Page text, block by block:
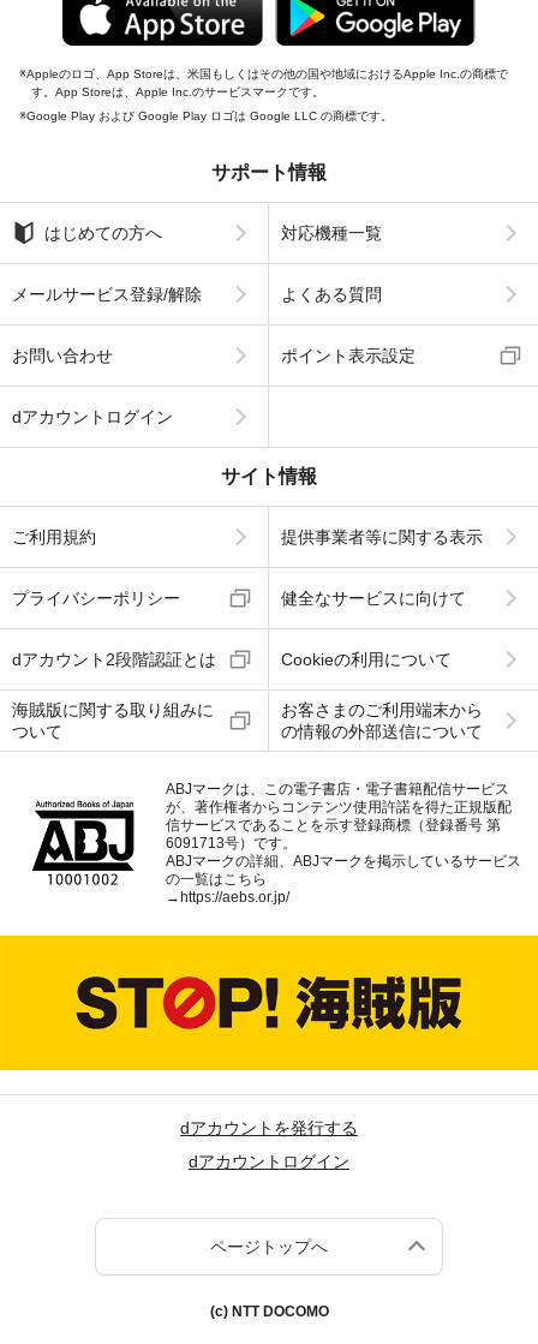
Appleのロゴ、App Storeは、米国もしくはその他の国や地域におけるApple Inc.の商標で
す。App Storeは、Apple Inc.のサービスマークです。
Google Play および Google Play ロゴは Google LLC の商標です。
サポート情報
はじめての方へ 対応機種一覧
メールサービス登録/解除 よくある質問
お問い合わせ ポイント表示設定
dアカウントログイン
サイト情報
ご利用規約 提供事業者等に関する表示
プライバシーポリシー 健全なサービスに向けて
dアカウント2段階認証とは Cookieの利用について
海賊版に関する取り組みに
ついて
お客さまのご利用端末から
の情報の外部送信について
ABJマークは、この電子書店・電子書籍配信サービス
が、著作権者からコンテンツ使用許諾を得た正規版配
信サービスであることを示す登録商標（登録番号 第
6091713号）です。
ABJマークの詳細、ABJマークを掲示しているサービス
の一覧はこちら
→https://aebs.or.jp/
dアカウントを発行する
dアカウントログイン
ページトップへ
(c) NTT DOCOMO